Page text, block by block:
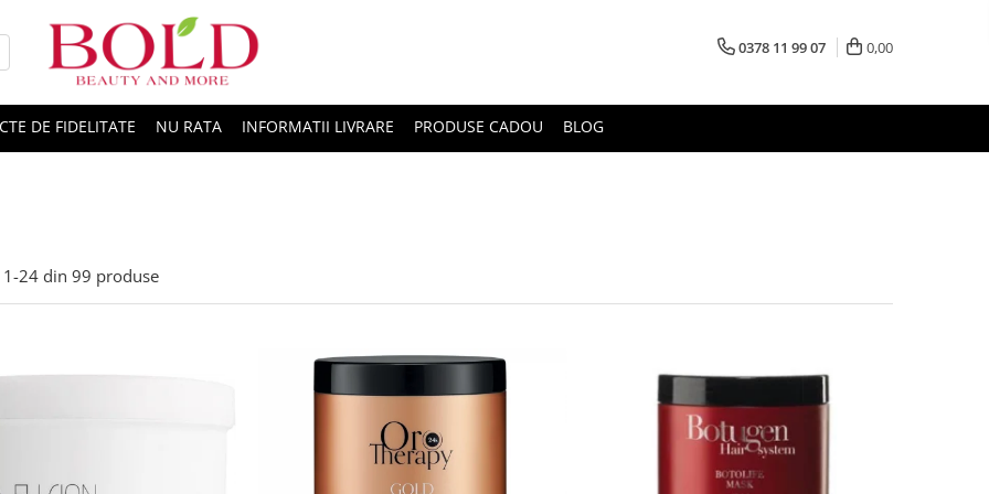
0378 11 99 07 0,00
DE FIDELITATE NU RATA INFORMATII LIVRARE PRODUSE CADOU BLOG
1-24 din 99 produse